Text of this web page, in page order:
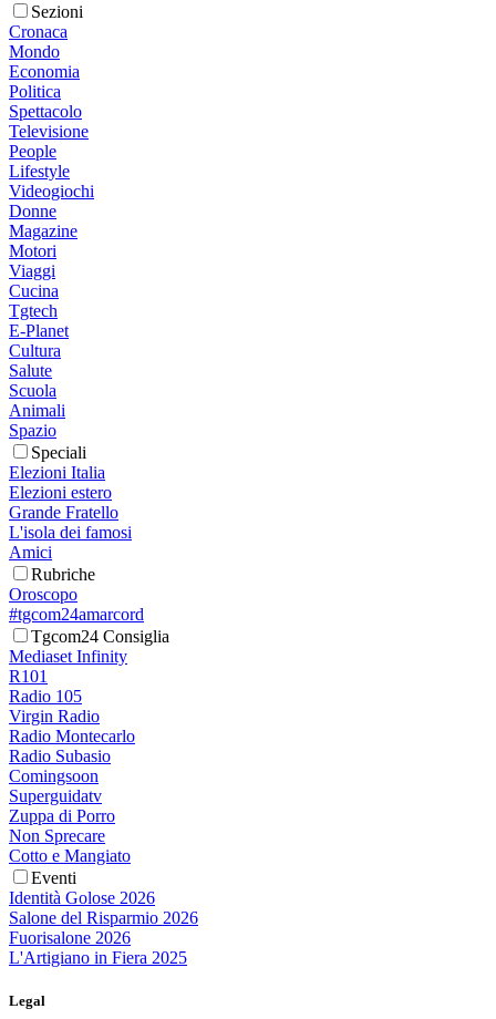
Sezioni
Cronaca
Mondo
Economia
Politica
Spettacolo
Televisione
People
Lifestyle
Videogiochi
Donne
Magazine
Motori
Viaggi
Cucina
Tgtech
E-Planet
Cultura
Salute
Scuola
Animali
Spazio
Speciali
Elezioni Italia
Elezioni estero
Grande Fratello
L'isola dei famosi
Amici
Rubriche
Oroscopo
#tgcom24amarcord
Tgcom24 Consiglia
Mediaset Infinity
R101
Radio 105
Virgin Radio
Radio Montecarlo
Radio Subasio
Comingsoon
Superguidatv
Zuppa di Porro
Non Sprecare
Cotto e Mangiato
Eventi
Identità Golose 2026
Salone del Risparmio 2026
Fuorisalone 2026
L'Artigiano in Fiera 2025
Legal